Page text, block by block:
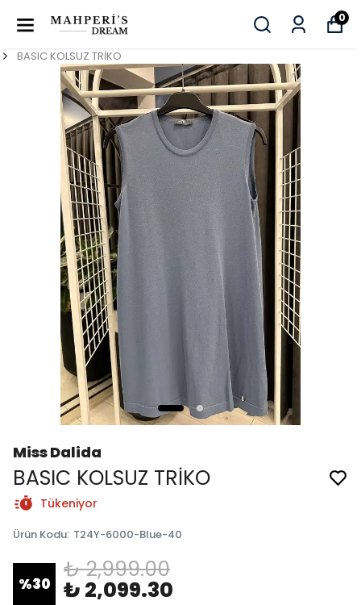
0
BASIC KOLSUZ TRİKO
Miss Dalida
BASIC KOLSUZ TRİKO
Tükeniyor
Ürün Kodu: T24Y-6000-Blue-40
%30
₺ 2,999.00
₺ 2,099.30